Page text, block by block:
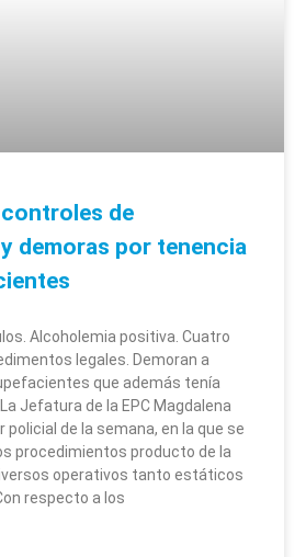
de
demoras por tenencia
Alcoholemia positiva. Cuatro
legales. Demoran a
que además tenía
Jefatura de la EPC Magdalena
de la semana, en la que se
procedimientos producto de la
operativos tanto estáticos
respecto a los